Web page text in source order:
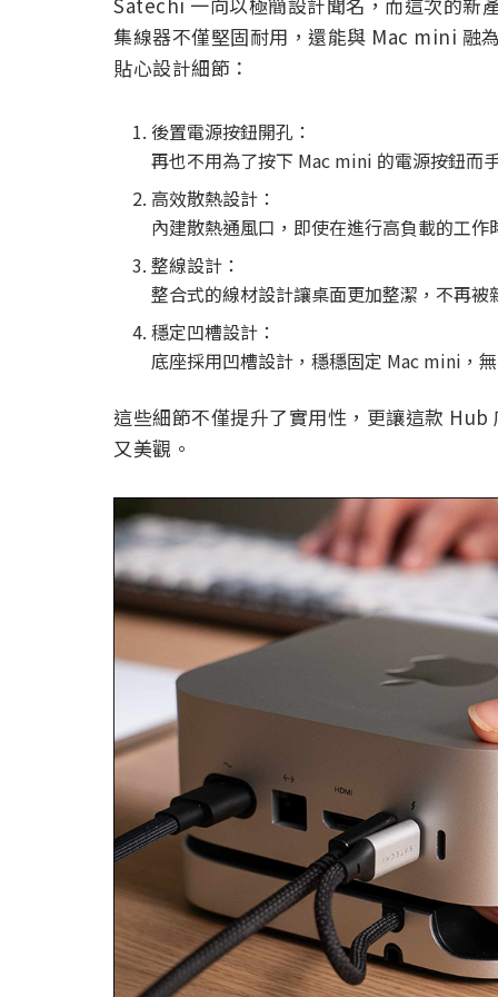
集線器不僅堅固耐用，還能與 Mac mini 融
貼心設計細節：
後置電源按鈕開孔：
再也不用為了按下 Mac mini 的電源按鈕而
高效散熱設計：
內建散熱通風口，即使在進行高負載的工
整線設計：
整合式的線材設計讓桌面更加整潔，不再
穩定凹槽設計：
底座採用凹槽設計，穩穩固定 Mac mini，
這些細節不僅提升了實用性，更讓這款
又美觀。